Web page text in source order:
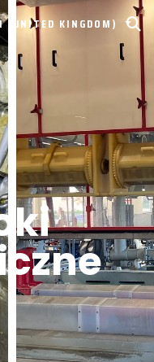
(UNITED KINGDOM)